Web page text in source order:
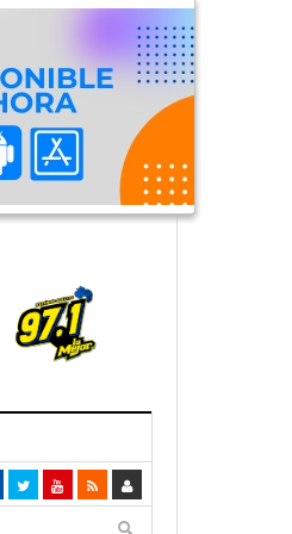
Una Contraloría Ciudadana’